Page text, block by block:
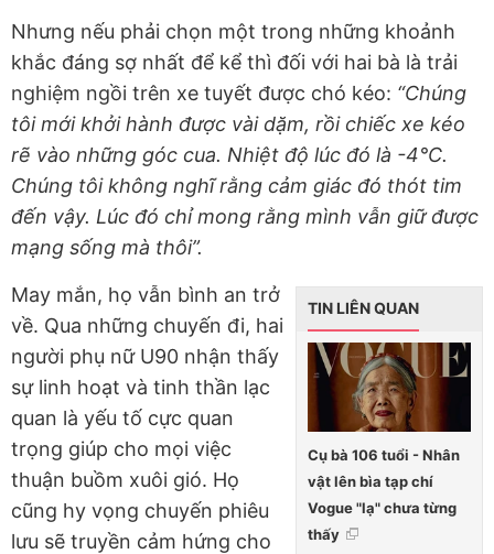
Nhưng nếu phải chọn một trong những khoảnh
khắc đáng sợ nhất để kể thì đối với hai bà là trải
nghiệm ngồi trên xe tuyết được chó kéo: “Chúng
tôi mới khởi hành được vài dặm, rồi chiếc xe kéo
rẽ vào những góc cua. Nhiệt độ lúc đó là -4°C.
Chúng tôi không nghĩ rằng cảm giác đó thót tim
đến vậy. Lúc đó chỉ mong rằng mình vẫn giữ được
mạng sống mà thôi”.
TIN LIÊN QUAN
Cụ bà 106 tuổi - Nhân
vật lên bìa tạp chí
Vogue "lạ" chưa từng
thấy
May mắn, họ vẫn bình an trở
về. Qua những chuyến đi, hai
người phụ nữ U90 nhận thấy
sự linh hoạt và tinh thần lạc
quan là yếu tố cực quan
trọng giúp cho mọi việc
thuận buồm xuôi gió. Họ
cũng hy vọng chuyến phiêu
lưu sẽ truyền cảm hứng cho